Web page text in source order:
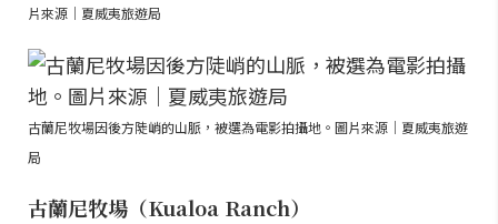
片來源｜夏威夷旅遊局
古蘭尼牧場因後方陡峭的山脈，被選為電影拍攝地。圖片來源｜夏威夷旅遊
局
古蘭尼牧場（Kualoa Ranch）